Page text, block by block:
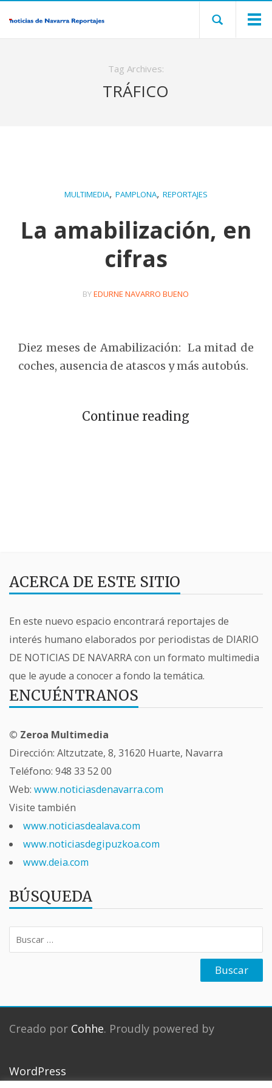
Tag Archives:
TRÁFICO
MULTIMEDIA, PAMPLONA, REPORTAJES
La amabilización, en
cifras
BYEDURNE NAVARRO BUENO
Diez meses de Amabilización: La mitad de
coches, ausencia de atascos y más autobús.
Continue reading
ACERCA DE ESTE SITIO
En este nuevo espacio encontrará reportajes de
interés humano elaborados por periodistas de DIARIO
DE NOTICIAS DE NAVARRA con un formato multimedia
que le ayude a conocer a fondo la temática.
ENCUÉNTRANOS
© Zeroa Multimedia
Dirección: Altzutzate, 8, 31620 Huarte, Navarra
Teléfono: 948 33 52 00
Web: www.noticiasdenavarra.com
Visite también
www.noticiasdealava.com
www.noticiasdegipuzkoa.com
www.deia.com
BÚSQUEDA
Buscar:
Creado por Cohhe. Proudly powered by
WordPress